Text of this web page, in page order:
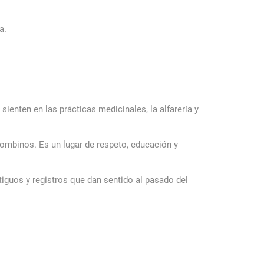
en las prácticas medicinales, la alfarería y
Es un lugar de respeto, educación y
y registros que dan sentido al pasado del